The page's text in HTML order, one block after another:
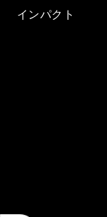
インパクト